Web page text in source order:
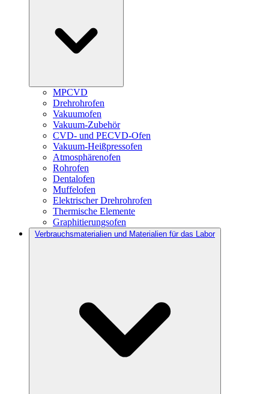
MPCVD
Drehrohrofen
Vakuumofen
Vakuum-Zubehör
CVD- und PECVD-Ofen
Vakuum-Heißpressofen
Atmosphärenofen
Rohrofen
Dentalofen
Muffelofen
Elektrischer Drehrohrofen
Thermische Elemente
Graphitierungsofen
Verbrauchsmaterialien und Materialien für das Labor